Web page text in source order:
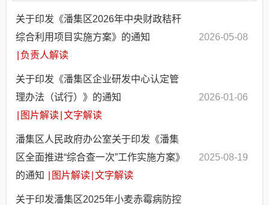
关于印发《潘集区2026年中央财政秸秆
综合利用项目实施方案》的通知
负责人解读
2026-05-08
关于印发《潘集区企业研发中心认定管
理办法（试行）》的通知
图片解读 文字解读
2026-01-06
潘集区人民政府办公室关于印发《潘集
区全面推进“综合查一次”工作实施方案》
的通知
图片解读 文字解读
2025-08-19
关于印发潘集区2025年小麦赤霉病防控